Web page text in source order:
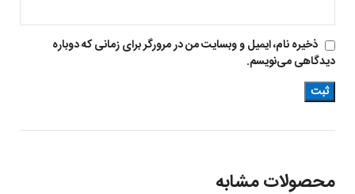
ذخیره نام، ایمیل و وبسایت من در مرورگر برای زمانی که دوباره
دیدگاهی می‌نویسم.
محصولات مشابه